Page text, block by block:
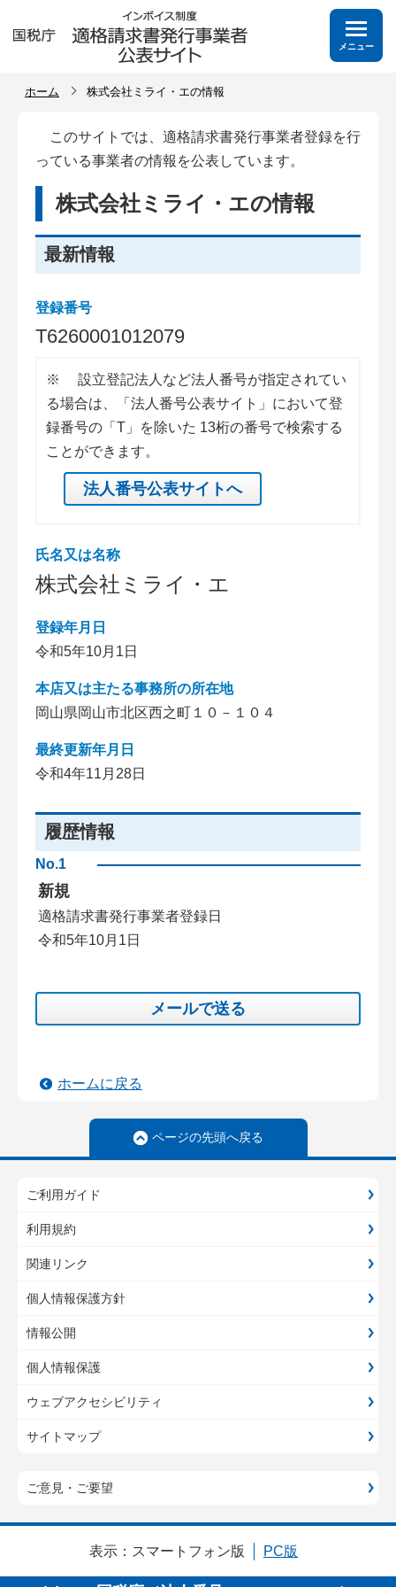
メニュー
ホーム 株式会社ミライ・エの情報
このサイトでは、適格請求書発行事業者登録を行
っている事業者の情報を公表しています。
株式会社ミライ・エの情報
最新情報
登録番号
T6260001012079
※
設立登記法人など法人番号が指定されてい
る場合は、「法人番号公表サイト」において登
録番号の「T」を除いた 13桁の番号で検索する
ことができます。
法人番号公表サイトへ
氏名又は名称
株式会社ミライ・エ
登録年月日
令和5年10月1日
本店又は主たる事務所の所在地
岡山県岡山市北区西之町１０－１０４
最終更新年月日
令和4年11月28日
履歴情報
No.1
新規
適格請求書発行事業者登録日
令和5年10月1日
メールで送る
ホームに戻る
ページの先頭へ戻る
ご利用ガイド
利用規約
関連リンク
個人情報保護方針
情報公開
個人情報保護
ウェブアクセシビリティ
サイトマップ
ご意見・ご要望
表示： スマートフォン版 PC版